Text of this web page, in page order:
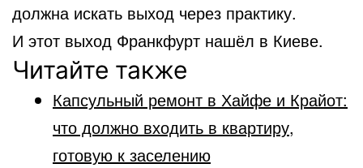
должна искать выход через практику.
И этот выход Франкфурт нашёл в Киеве.
Читайте также
Капсульный ремонт в Хайфе и Крайот:
что должно входить в квартиру,
готовую к заселению